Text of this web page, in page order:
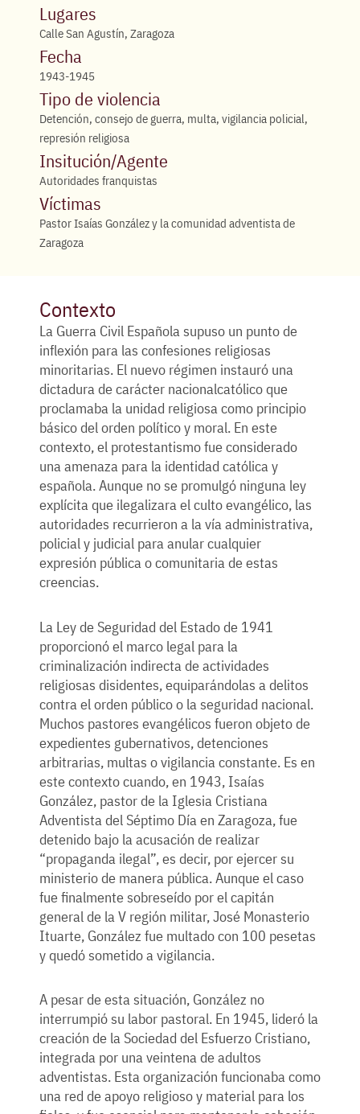
Lugares
Calle San Agustín, Zaragoza
Fecha
1943-1945
Tipo de violencia
Detención, consejo de guerra, multa, vigilancia policial,
represión religiosa
Insitución/Agente
Autoridades franquistas
Víctimas
Pastor Isaías González y la comunidad adventista de
Zaragoza
Contexto
La Guerra Civil Española supuso un punto de
inflexión para las confesiones religiosas
minoritarias. El nuevo régimen instauró una
dictadura de carácter nacionalcatólico que
proclamaba la unidad religiosa como principio
básico del orden político y moral. En este
contexto, el protestantismo fue considerado
una amenaza para la identidad católica y
española. Aunque no se promulgó ninguna ley
explícita que ilegalizara el culto evangélico, las
autoridades recurrieron a la vía administrativa,
policial y judicial para anular cualquier
expresión pública o comunitaria de estas
creencias.
La Ley de Seguridad del Estado de 1941
proporcionó el marco legal para la
criminalización indirecta de actividades
religiosas disidentes, equiparándolas a delitos
contra el orden público o la seguridad nacional.
Muchos pastores evangélicos fueron objeto de
expedientes gubernativos, detenciones
arbitrarias, multas o vigilancia constante. Es en
este contexto cuando, en 1943, Isaías
González, pastor de la Iglesia Cristiana
Adventista del Séptimo Día en Zaragoza, fue
detenido bajo la acusación de realizar
“propaganda ilegal”, es decir, por ejercer su
ministerio de manera pública. Aunque el caso
fue finalmente sobreseído por el capitán
general de la V región militar, José Monasterio
Ituarte, González fue multado con 100 pesetas
y quedó sometido a vigilancia.
A pesar de esta situación, González no
interrumpió su labor pastoral. En 1945, lideró la
creación de la Sociedad del Esfuerzo Cristiano,
integrada por una veintena de adultos
adventistas. Esta organización funcionaba como
una red de apoyo religioso y material para los